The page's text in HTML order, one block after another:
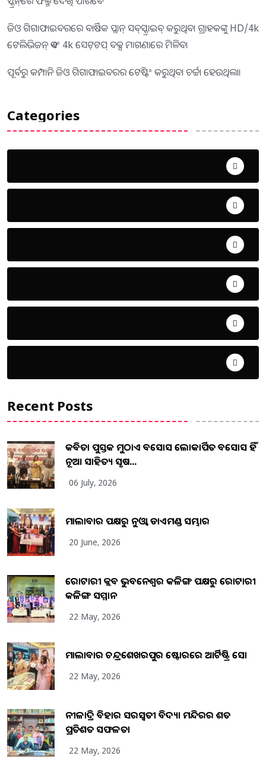
ଜିଓ ଗିଗାଫାଇବରରେ ବାର୍ଷିକ ପ୍ଲାନ୍ ସବ୍‌ସ୍କ୍ରାଇବ୍‌ କରୁଥିବା ଗ୍ରାହକଙ୍କୁ HD/4k
ଟେଲିଭିଜନ୍ ଏବଂ 4k ସେଟ୍‌ଟପ୍ ବକ୍ସ ମାଗଣାରେ ମିଳିବ।
ପୂର୍ବରୁ କମ୍ପାନି ଜିଓ ଗିଗାଫାଇବରର ଟେଷ୍ଟିଂ କରୁଥିବା ଚର୍ଚ୍ଚା ହେଉଥିଲା।
Categories
Recent Posts
କବିତା ପୁସ୍ତକ ମୁଠାଏ ଅବସୋସ ଲୋକାର୍ପିତ ଅବସୋସ ହିଁ
ନୂଆ ସାହିତ୍ୟ ସୃଷ...
06 July, 2026
ମାଲାବାର ପକ୍ଷରୁ ନୁଓ୍ବା ଡାଏମଣ୍ଡ ସମ୍ଭାର
20 June, 2026
ରୋଟାରୀ କ୍ଲବ ଭୁବନେଶ୍ୱର କଳିଙ୍ଗ ପକ୍ଷରୁ ରୋଟାରୀ
କଳିଙ୍ଗ ସମ୍ମାନ
22 May, 2026
ମାଲାବାର ଚନ୍ଦ୍ରଶେଖରପୁର ଷ୍ଟୋରରେ ଆର୍ଟିଷ୍ଟ୍ରି ସୋ
22 May, 2026
ନୀଳାଦ୍ରି ବିହାର ସରସ୍ୱତୀ ବିଦ୍ୟା ମନ୍ଦିରର ଶତ
ପ୍ରତିଶତ ସଫଳତା
22 May, 2026